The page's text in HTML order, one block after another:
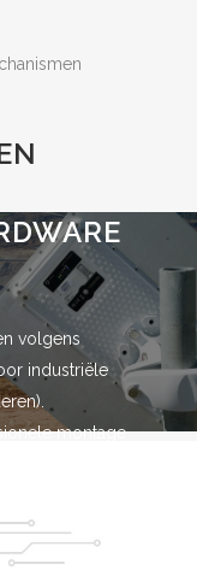
volgens
industriële
montage
systemen zijn
de standaard van